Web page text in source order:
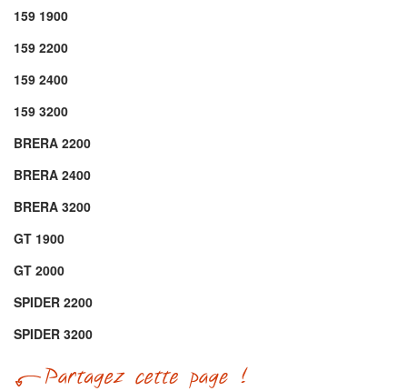
159 1900
159 2200
159 2400
159 3200
BRERA 2200
BRERA 2400
BRERA 3200
GT 1900
GT 2000
SPIDER 2200
SPIDER 3200